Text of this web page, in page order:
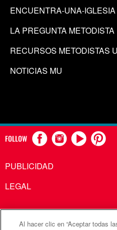
ENCUENTRA-UNA-IGLESIA
LA PREGUNTA METODISTA
RECURSOS METODISTAS
NOTICIAS MU
FOLLOW
PUBLICIDAD
LEGAL
Al hacer clic en “Aceptar todas